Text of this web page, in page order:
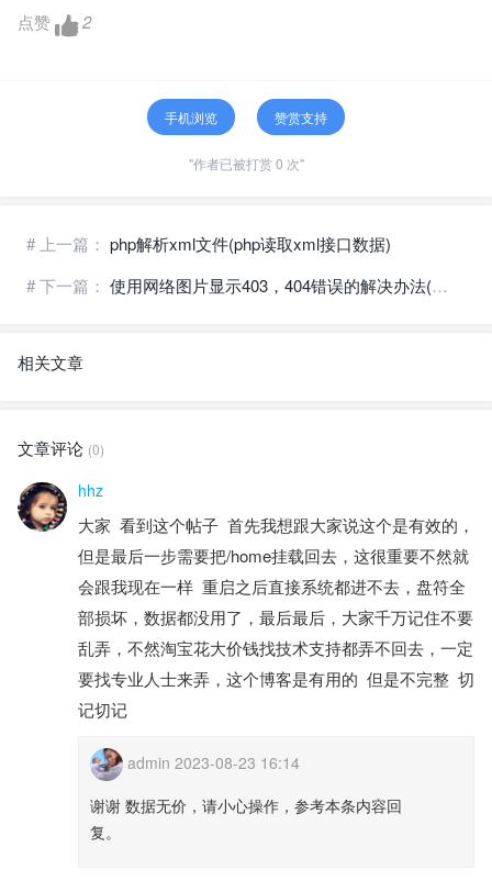
点赞
2
手机浏览 赞赏支持
"作者已被打赏 0 次"
# 上一篇： php解析xml文件(php读取xml接口数据)
# 下一篇： 使用网络图片显示403，404错误的解决办法(图片403怎么解决)
相关文章
文章评论 (0)
hhz
大家 看到这个帖子 首先我想跟大家说这个是有效的，
但是最后一步需要把/home挂载回去，这很重要不然就
会跟我现在一样 重启之后直接系统都进不去，盘符全
部损坏，数据都没用了，最后最后，大家千万记住不要
乱弄，不然淘宝花大价钱找技术支持都弄不回去，一定
要找专业人士来弄，这个博客是有用的 但是不完整 切
记切记
admin 2023-08-23 16:14
谢谢 数据无价，请小心操作，参考本条内容回
复。